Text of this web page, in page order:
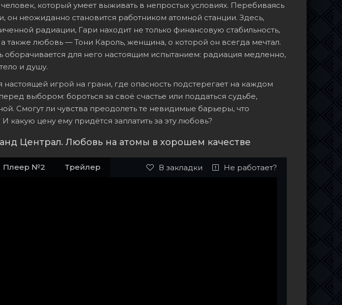
который умеет выживать в непростых условиях. Перебиваясь
он неожиданно становится работником атомной станции. Здесь,
радиации, Гари находит не только финансовую стабильность,
также любовь — Тони Кароль, женщина, о которой он всегда мечтал.
оборачивается для него настоящим испытанием: радиация медленно,
и душу.
игрой на грани, где опасность подстерегает на каждом
выбором: бороться за своё счастье или поддаться судьбе,
Смогут ли чувства преодолеть те невидимые барьеры, что
какую цену ему придётся заплатить за эту любовь?
Централ. Любовь на атомы в хорошем качестве
Плеер №2 Трейлер В закладки Не работает?